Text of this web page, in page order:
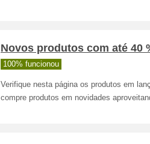
Novos produtos com até 40
100% funcionou
Verifique nesta página os produtos em
compre produtos em novidades